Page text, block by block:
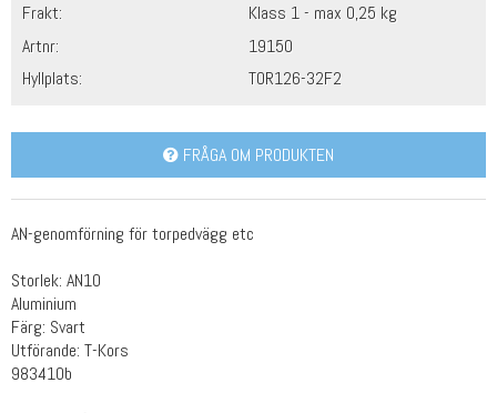
Frakt:
Klass 1 - max 0,25 kg
Artnr:
19150
Hyllplats:
TOR126-32F2
FRÅGA OM PRODUKTEN
AN-genomförning för torpedvägg etc
Storlek: AN10
Aluminium
Färg: Svart
Utförande: T-Kors
983410b